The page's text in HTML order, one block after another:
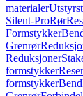
materialer
Silent-ProRør
Formstykker
Grenrør
Reduksjoner
formstykker
formstykkerBend